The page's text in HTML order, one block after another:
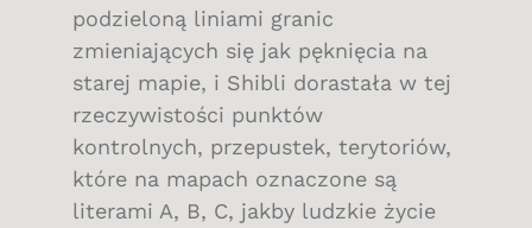
podzieloną liniami granic
zmieniających się jak pęknięcia na
starej mapie, i Shibli dorastała w tej
rzeczywistości punktów
kontrolnych, przepustek, terytoriów,
które na mapach oznaczone są
literami A, B, C, jakby ludzkie życie